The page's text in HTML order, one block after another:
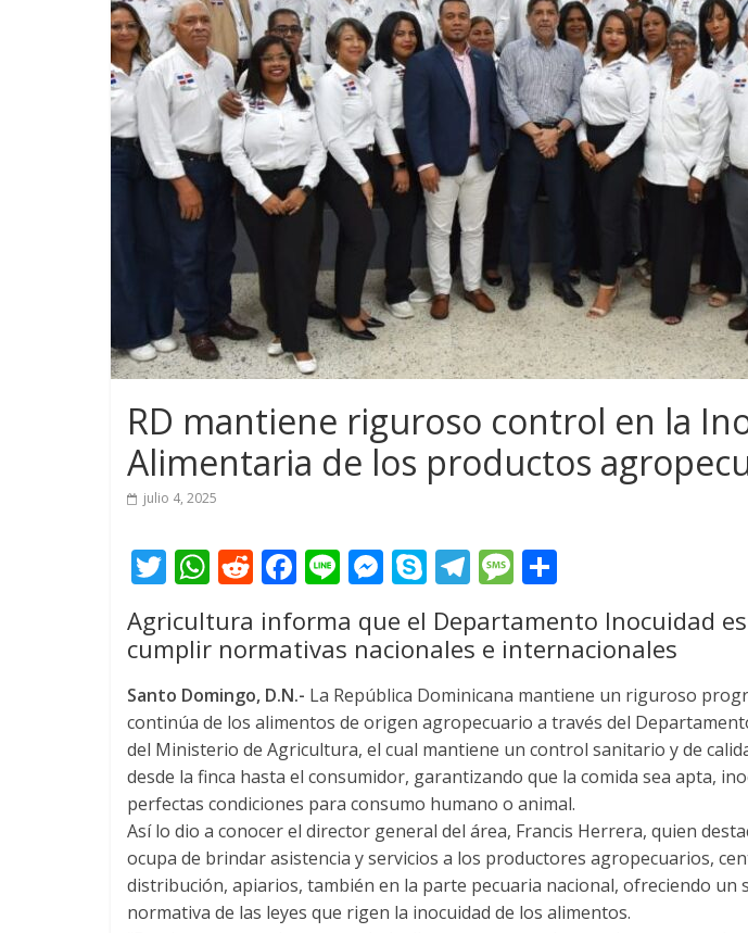
RD mantiene riguroso control en la
Alimentaria de los productos
julio 4, 2025
T
w
itt
er
W
h
at
s
A
p
p
R
e
d
di
t
F
e
b
o
o
k
Li
e
M
ss
e
n
g
er
S
k
y
p
e
T
e
gr
a
m
M
ss
a
g
e
m
p
ar
ti
r
Agricultura informa que el Departamento Inocuidad
cumplir normativas nacionales e internacionales
Santo Domingo, D.N.- La República Dominicana mantiene un riguroso
continúa de los alimentos de origen agropecuario a través del
del Ministerio de Agricultura, el cual mantiene un control sanitario y de
desde la finca hasta el consumidor, garantizando que la comida sea apta,
perfectas condiciones para consumo humano o animal.
Así lo dio a conocer el director general del área, Francis Herrera, quien
ocupa de brindar asistencia y servicios a los productores agropecuarios,
distribución, apiarios, también en la parte pecuaria nacional, ofreciendo un
normativa de las leyes que rigen la inocuidad de los alimentos.